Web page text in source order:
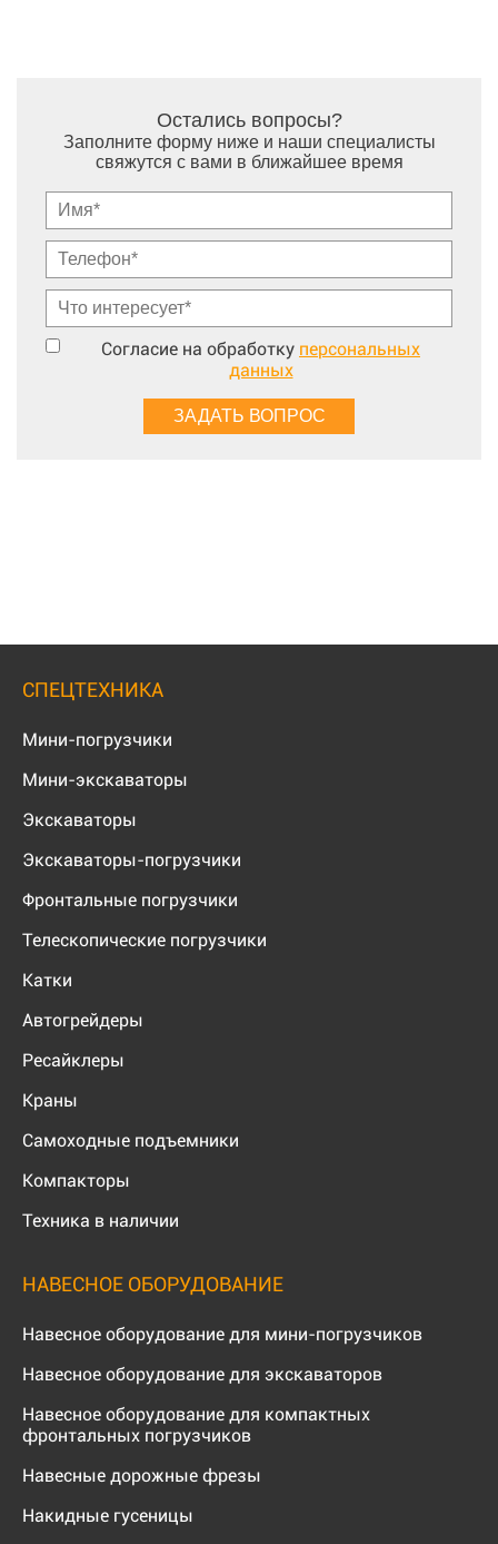
Остались вопросы?
Заполните форму ниже и наши специалисты
свяжутся с вами в ближайшее время
Согласие на обработку персональных
данных
СПЕЦТЕХНИКА
Мини-погрузчики
Мини-экскаваторы
Экскаваторы
Экскаваторы-погрузчики
Фронтальные погрузчики
Телескопические погрузчики
Катки
Автогрейдеры
Ресайклеры
Краны
Самоходные подъемники
Компакторы
Техника в наличии
НАВЕСНОЕ ОБОРУДОВАНИЕ
Навесное оборудование для мини-погрузчиков
Навесное оборудование для экскаваторов
Навесное оборудование для компактных
фронтальных погрузчиков
Навесные дорожные фрезы
Накидные гусеницы